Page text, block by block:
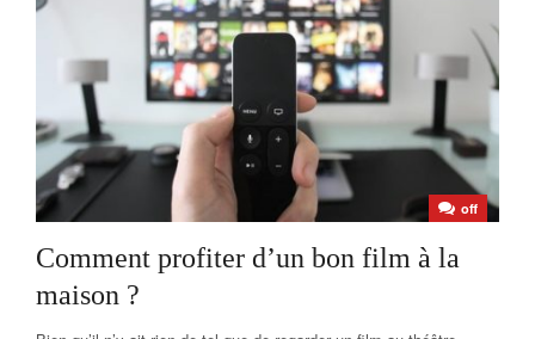
off
Comment profiter d’un bon film à la
maison ?